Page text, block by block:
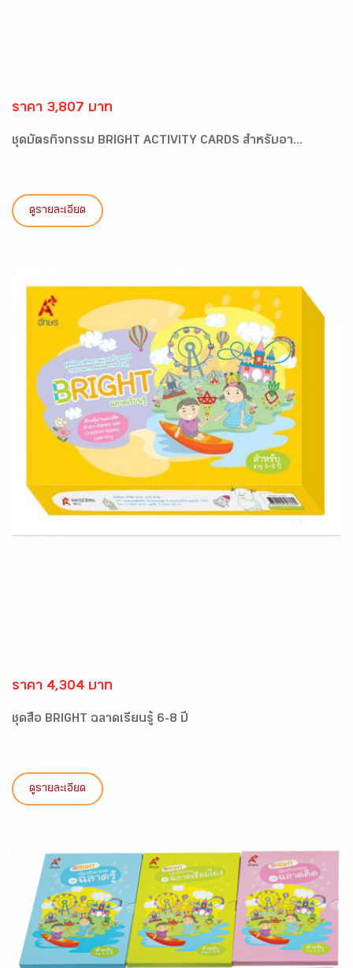
ราคา 3,807 บาท
ชุดบัตรกิจกรรม BRIGHT ACTIVITY CARDS สำหรับอา...
ดูรายละเอียด
ราคา 4,304 บาท
ชุดสื่อ BRIGHT ฉลาดเรียนรู้ 6-8 ปี
ดูรายละเอียด